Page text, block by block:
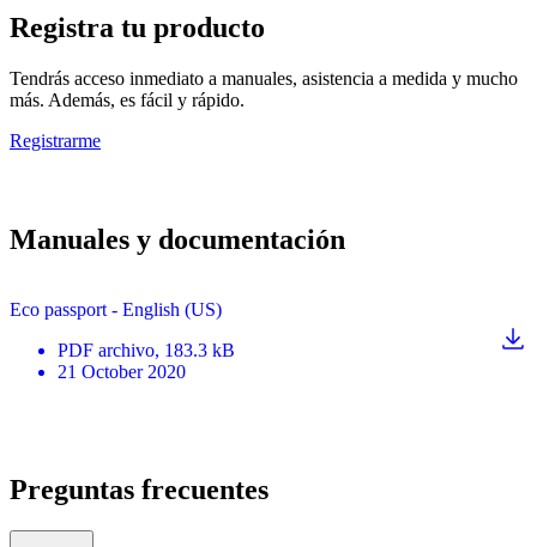
Registra tu producto
Tendrás acceso inmediato a manuales, asistencia a medida y mucho
más. Además, es fácil y rápido.
Registrarme
Manuales y documentación
Eco passport - English (US)
PDF archivo, 183.3 kB
21 October 2020
Preguntas frecuentes